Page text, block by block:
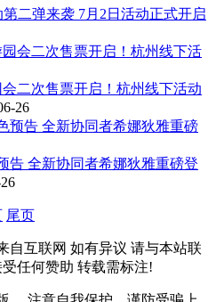
二弹来袭 7月2日活动正式开启
二次售票开启！杭州线下活动
26
告 全新协同者希娜狄雅重磅登
尾页
自互联网 如有异议 请与本站联
任何赞助 转载需标注!